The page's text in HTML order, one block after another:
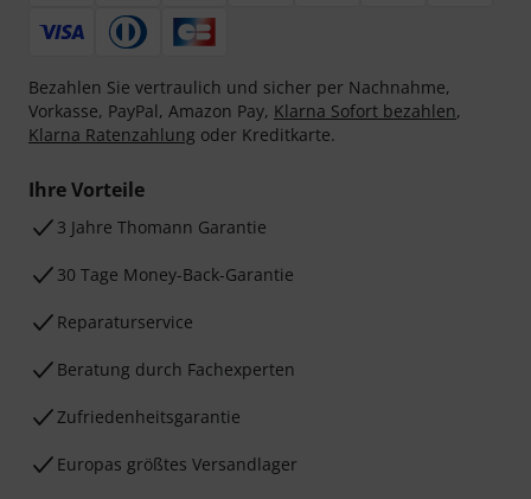
Bezahlen Sie vertraulich und sicher per Nachnahme,
Vorkasse, PayPal, Amazon Pay, Klarna Sofort bezahlen,
Klarna Ratenzahlung oder Kreditkarte.
Ihre Vorteile
3 Jahre Thomann Garantie
30 Tage Money-Back-Garantie
Reparaturservice
Beratung durch Fachexperten
Zufriedenheitsgarantie
Europas größtes Versandlager